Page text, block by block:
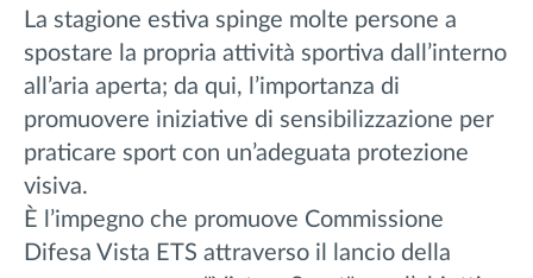
La stagione estiva spinge molte persone a
spostare la propria attività sportiva dall’interno
all’aria aperta; da qui, l’importanza di
promuovere iniziative di sensibilizzazione per
praticare sport con un’adeguata protezione
visiva.
È l’impegno che promuove Commissione
Difesa Vista ETS attraverso il lancio della